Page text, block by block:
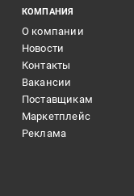
КОМПАНИЯ
О компании
Новости
Контакты
Вакансии
Поставщикам
Маркетплейс
Реклама